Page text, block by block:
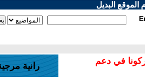
الموقع البديل
في دعم
رانية